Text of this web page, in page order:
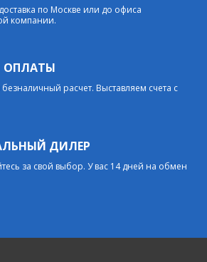
по Москве или до офиса
компании.
расчет. Выставляем счета с
ДИЛЕР
за свой выбор. У вас 14 дней на обмен